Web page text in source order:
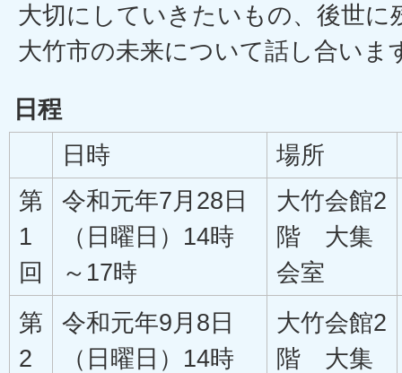
大切にしていきたいもの、後世に
大竹市の未来について話し合いま
日程
日時
場所
第
1
回
令和元年7月28日
（日曜日）14時
～17時
大竹会館2
階 大集
会室
第
2
令和元年9月8日
（日曜日）14時
大竹会館2
階 大集